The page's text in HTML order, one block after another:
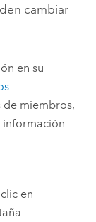
cambiar
en su
miembros,
información
en